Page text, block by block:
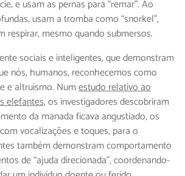
e usam as pernas para “remar”. Ao
usam a tromba como “snorkel”,
respirar, mesmo quando submersos.
sociais e inteligentes, que demonstram
nós, humanos, reconhecemos como
e altruísmo. Numestudo relativo ao
elefantes, os investigadores descobriram
da manada ficava angustiado, os
vocalizações e toques, para o
também demonstram comportamento
de “ajuda direcionada”, coordenando-